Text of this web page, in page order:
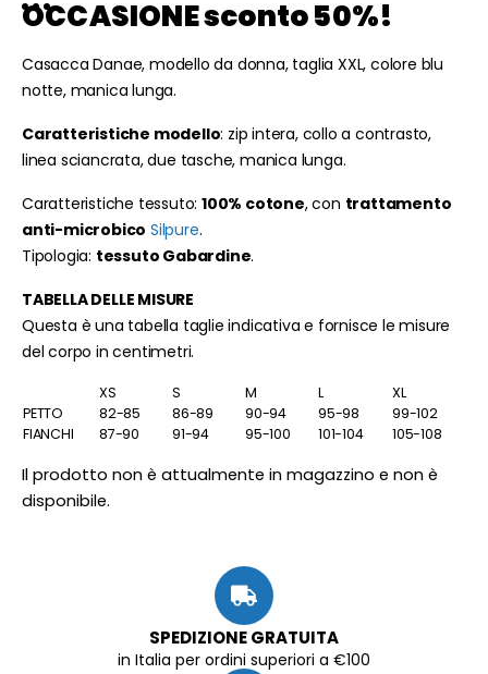
OCCASIONE sconto 50%!
Casacca Danae, modello da donna, taglia XXL, colore blu
notte, manica lunga.
Caratteristiche modello: zip intera, collo a contrasto,
linea sciancrata, due tasche, manica lunga.
Caratteristiche tessuto: 100% cotone, con trattamento
anti-microbico Silpure.
Tipologia: tessuto Gabardine.
TABELLA DELLE MISURE
Questa è una tabella taglie indicativa e fornisce le misure
del corpo in centimetri.
XS S M L
XL
PETTO
82-85 86-89 90-94 95-98
99-102
FIANCHI
87-90 91-94 95-100 101-104 105-108
Il prodotto non è attualmente in magazzino e non è
disponibile.
SPEDIZIONE GRATUITA
in Italia per ordini superiori a €100